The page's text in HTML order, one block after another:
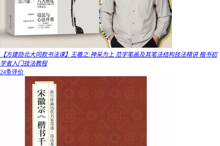
【方建勋北大同款书法课】王羲之:神采为上 范字笔画及其笔法结构技法精讲 楷书初
学者入门技法教程
24条评价